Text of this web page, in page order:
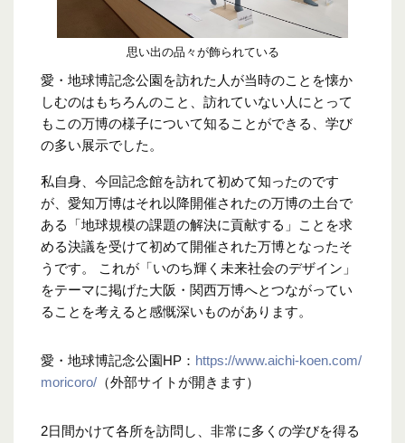
思い出の品々が飾られている
愛・地球博記念公園を訪れた人が当時のことを懐か
しむのはもちろんのこと、訪れていない人にとって
もこの万博の様子について知ることができる、学び
の多い展示でした。
私自身、今回記念館を訪れて初めて知ったのです
が、愛知万博はそれ以降開催されたの万博の土台で
ある「地球規模の課題の解決に貢献する」ことを求
める決議を受けて初めて開催された万博となったそ
うです。 これが「いのち輝く未来社会のデザイン」
をテーマに掲げた大阪・関西万博へとつながってい
ることを考えると感慨深いものがあります。
愛・地球博記念公園HP： https://www.aichi-koen.com/
moricoro/ （外部サイトが開きます）
2日間かけて各所を訪問し、非常に多くの学びを得る